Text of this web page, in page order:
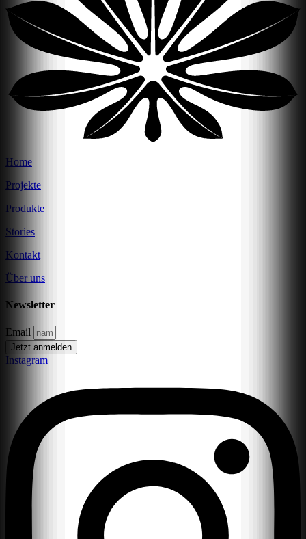
Home
Projekte
Produkte
Stories
Kontakt
Über uns
Newsletter
Email
Jetzt anmelden
Instagram